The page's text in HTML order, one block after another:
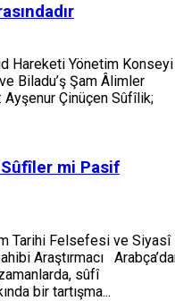
Hareketi Yönetim Konseyi
Biladu’ş Şam Âlimler
Ayşenur Çinüçen Sûfîlik;
mi Pasif
Tarihi Felsefesi ve Siyasî
Araştırmacı
sûfî
bir tartışma...